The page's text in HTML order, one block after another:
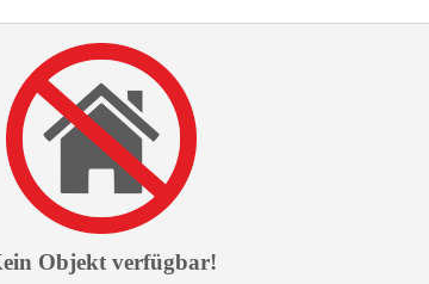
Objekt verfügbar!